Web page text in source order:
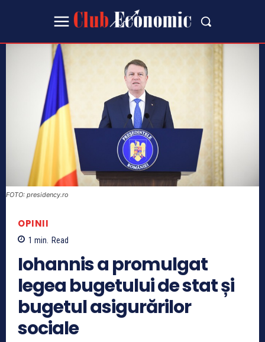
FOTO: presidency.ro
OPINII
1 min. Read
Iohannis a promulgat
legea bugetului de stat și
bugetul asigurărilor
sociale